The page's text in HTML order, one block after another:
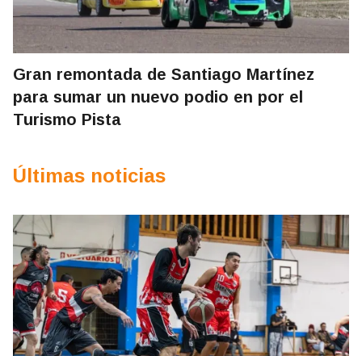
Gran remontada de Santiago Martínez
para sumar un nuevo podio en por el
Turismo Pista
Últimas noticias